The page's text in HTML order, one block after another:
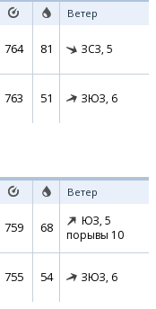
Ветер
764 81 ЗСЗ, 5
763 51 ЗЮЗ, 6
Ветер
759 68 ЮЗ, 5
порывы 10
755 54 ЗЮЗ, 6